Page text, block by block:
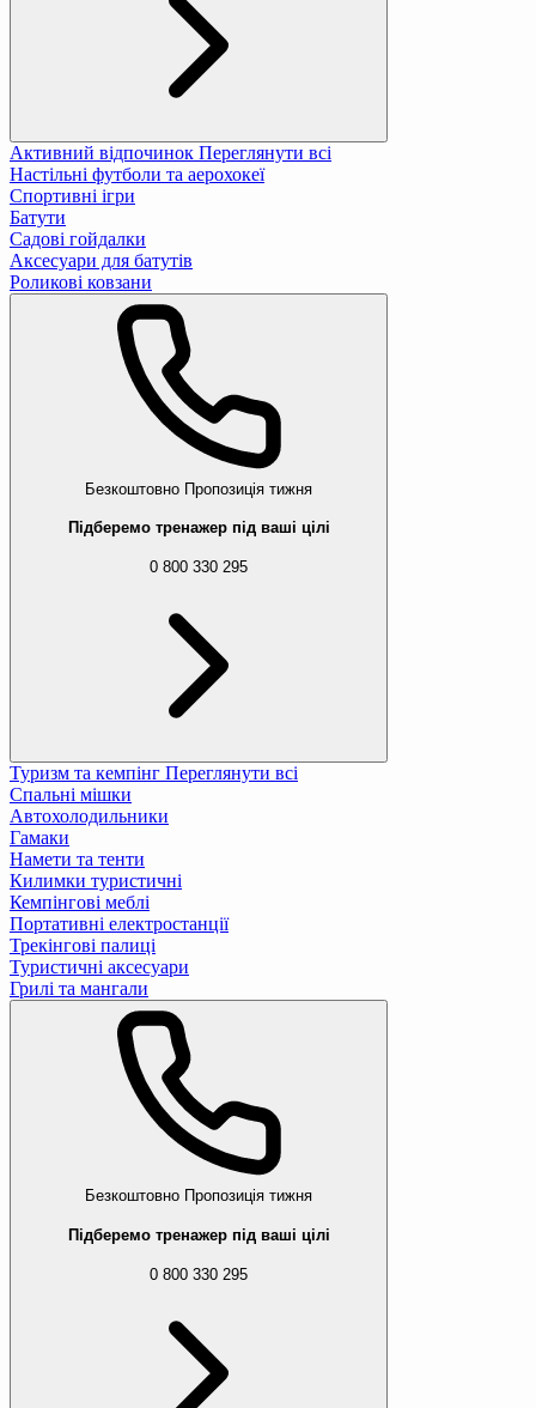
Активний відпочинок Переглянути всі
Настільні футболи та аерохокеї
Спортивні ігри
Батути
Садові гойдалки
Аксесуари для батутів
Роликові ковзани
Безкоштовно Пропозиція тижня
Підберемо тренажер під ваші цілі
0 800 330 295
Туризм та кемпінг Переглянути всі
Спальні мішки
Автохолодильники
Гамаки
Намети та тенти
Килимки туристичні
Кемпінгові меблі
Портативні електростанції
Трекінгові палиці
Туристичні аксесуари
Грилі та мангали
Безкоштовно Пропозиція тижня
Підберемо тренажер під ваші цілі
0 800 330 295